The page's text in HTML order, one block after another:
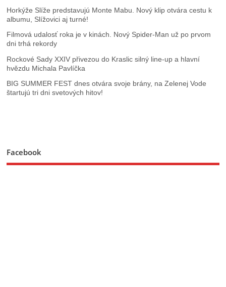
Horkýže Slíže predstavujú Monte Mabu. Nový klip otvára cestu k
albumu, Slížovici aj turné!
Filmová udalosť roka je v kinách. Nový Spider-Man už po prvom
dni trhá rekordy
Rockové Sady XXIV přivezou do Kraslic silný line‑up a hlavní
hvězdu Michala Pavlíčka
BIG SUMMER FEST dnes otvára svoje brány, na Zelenej Vode
štartujú tri dni svetových hitov!
Facebook